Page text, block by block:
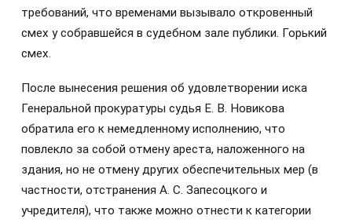
требований, что временами вызывало откровенный
смех у собравшейся в судебном зале публики. Горький
смех.
После вынесения решения об удовлетворении иска
Генеральной прокуратуры судья Е. В. Новикова
обратила его к немедленному исполнению, что
повлекло за собой отмену ареста, наложенного на
здания, но не отмену других обеспечительных мер (в
частности, отстранения А. С. Запесоцкого и
учредителя), что также можно отнести к категории